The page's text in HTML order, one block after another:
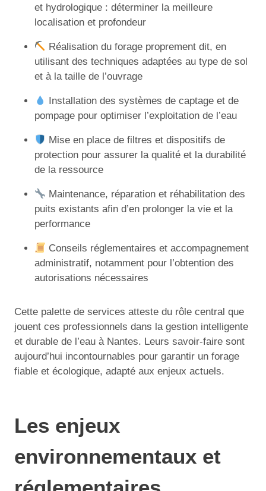
et hydrologique : déterminer la meilleure
localisation et profondeur
Réalisation du forage proprement dit, en
utilisant des techniques adaptées au type de sol
et à la taille de l’ouvrage
Installation des systèmes de captage et de
pompage pour optimiser l’exploitation de l’eau
Mise en place de filtres et dispositifs de
protection pour assurer la qualité et la durabilité
de la ressource
Maintenance, réparation et réhabilitation des
puits existants afin d’en prolonger la vie et la
performance
Conseils réglementaires et accompagnement
administratif, notamment pour l’obtention des
autorisations nécessaires
Cette palette de services atteste du rôle central que
jouent ces professionnels dans la gestion intelligente
et durable de l’eau à Nantes. Leurs savoir-faire sont
aujourd’hui incontournables pour garantir un forage
fiable et écologique, adapté aux enjeux actuels.
Les enjeux
environnementaux et